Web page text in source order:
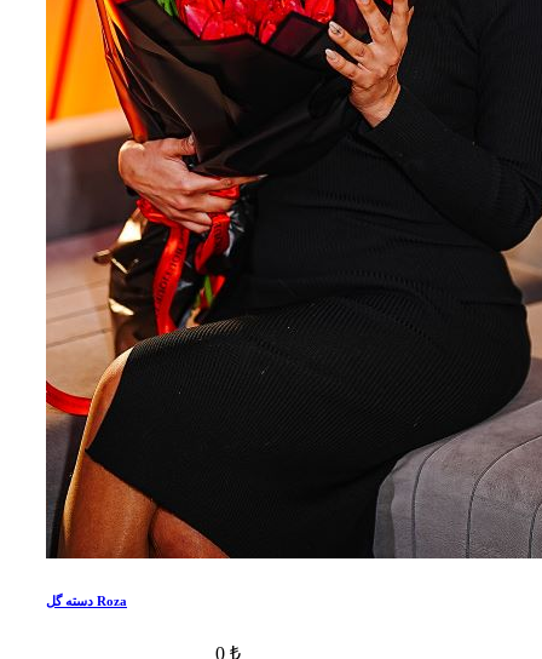
دسته گل Roza
0 ₺